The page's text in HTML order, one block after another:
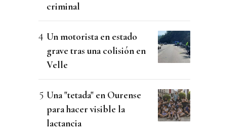
criminal
Un motorista en estado
grave tras una colisión en
Velle
Una "tetada" en Ourense
para hacer visible la
lactancia